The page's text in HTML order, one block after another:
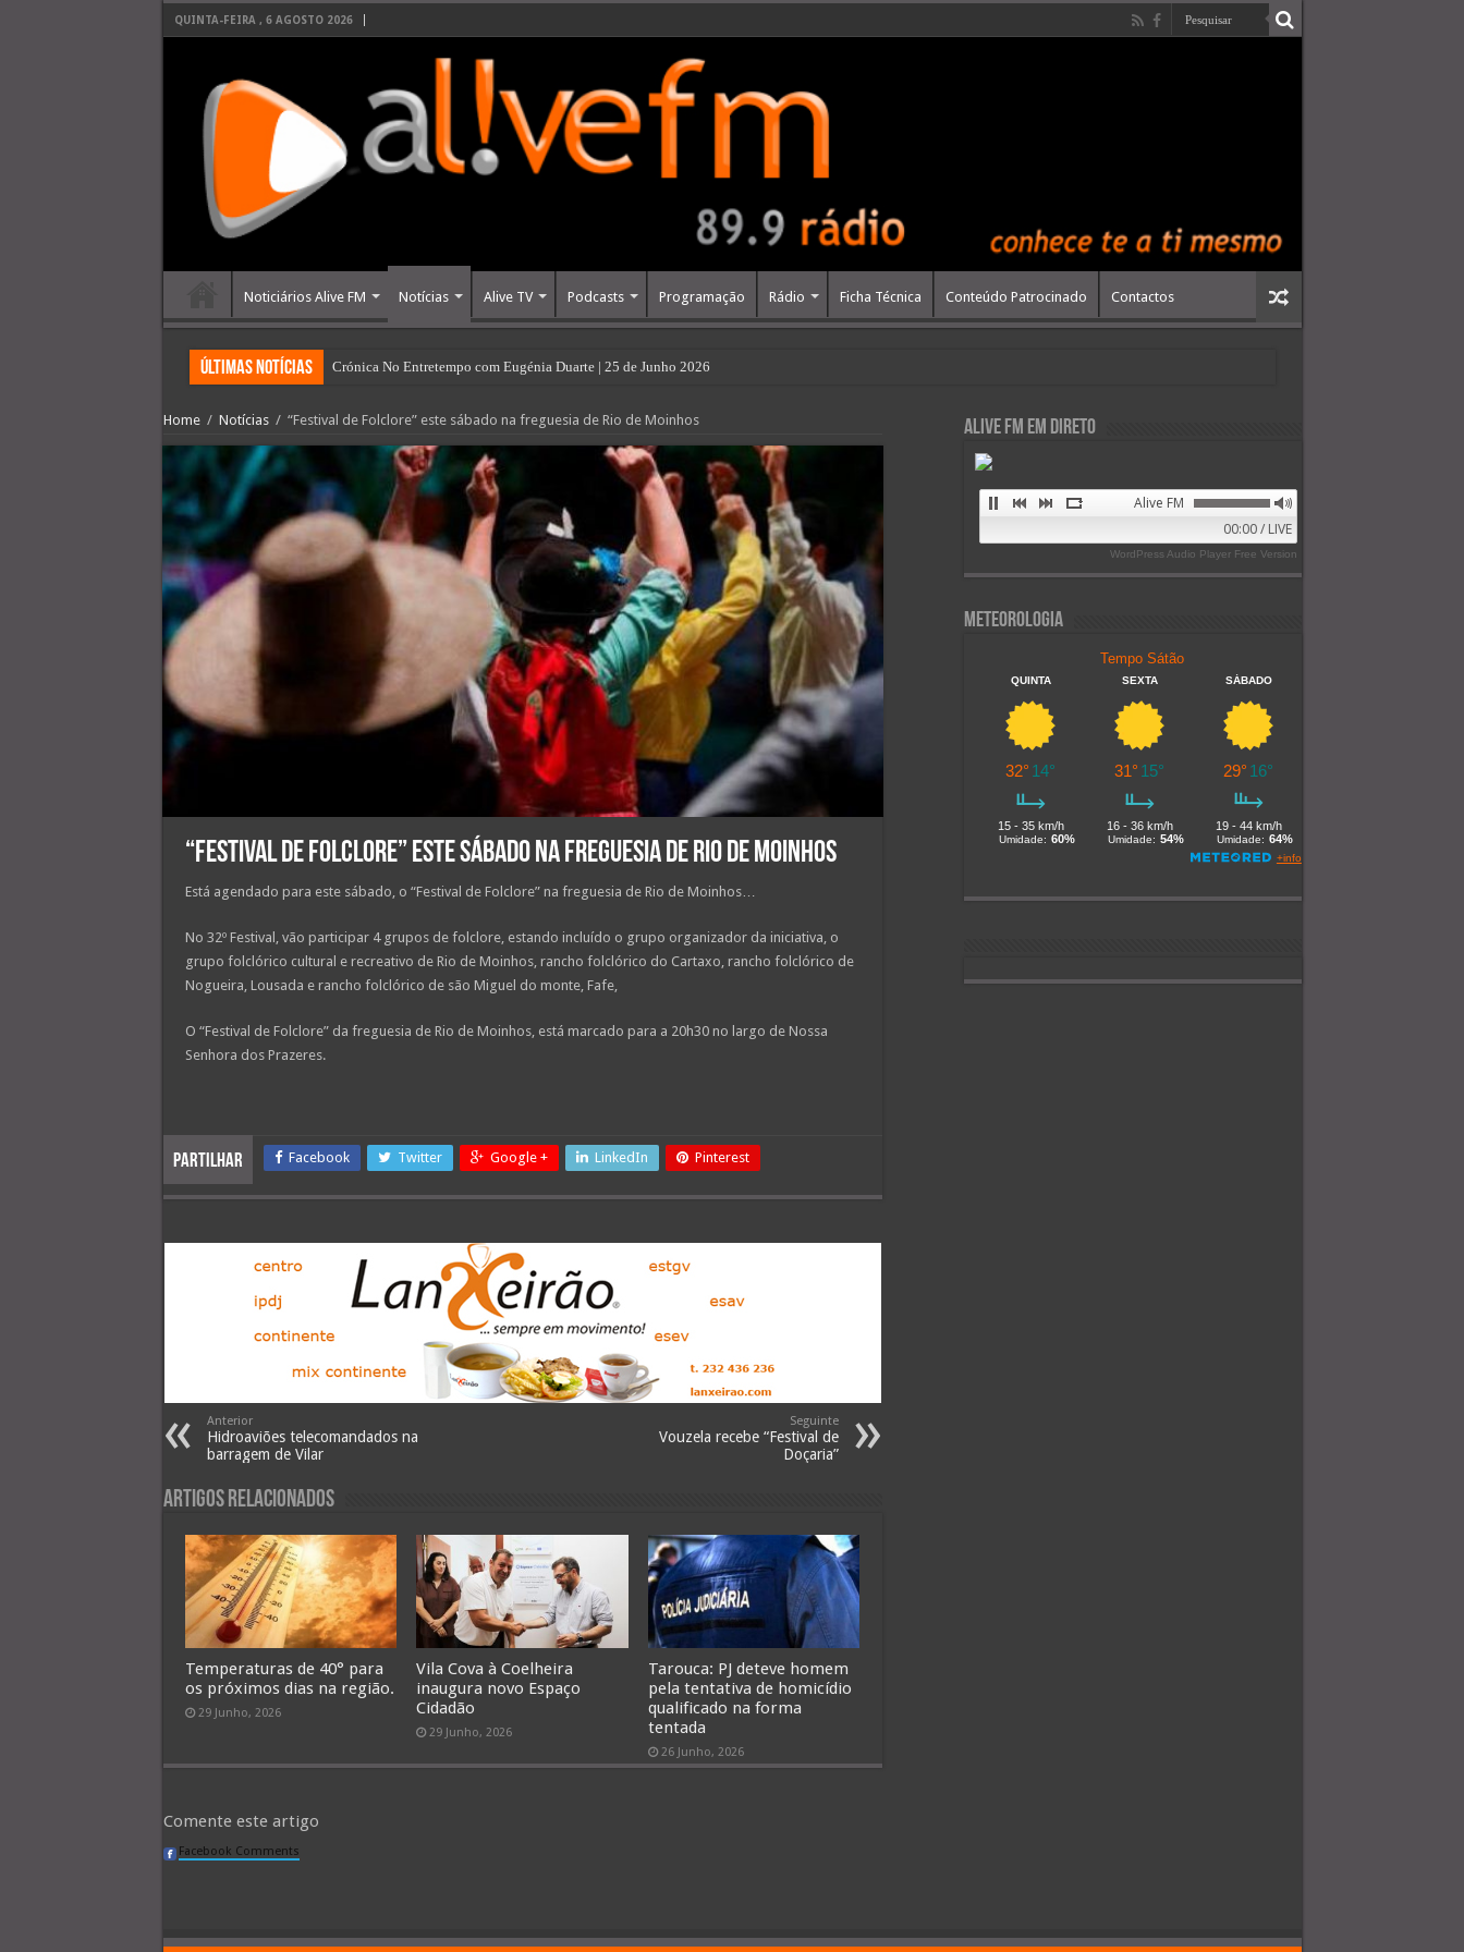
QUINTA-FEIRA , 6 AGOSTO 2026
Noticiários Alive FM Notícias Alive TV Podcasts Programação Rádio Ficha Técnica Conteúdo Patrocinado Contactos
últimas Notícias Crónica No Entretempo com Eugénia Duarte | 25 de Junho 2026
Home / Notícias / “Festival de Folclore” este sábado na freguesia de Rio de Moinhos
“Festival de Folclore” este sábado na freguesia de Rio de Moinhos
Está agendado para este sábado, o “Festival de Folclore” na freguesia de Rio de Moinhos…
No 32º Festival, vão participar 4 grupos de folclore, estando incluído o grupo organizador da iniciativa, o
grupo folclórico cultural e recreativo de Rio de Moinhos, rancho folclórico do Cartaxo, rancho folclórico de
Nogueira, Lousada e rancho folclórico de são Miguel do monte, Fafe,
O “Festival de Folclore” da freguesia de Rio de Moinhos, está marcado para a 20h30 no largo de Nossa
Senhora dos Prazeres.
Partilhar Facebook Twitter Google + LinkedIn Pinterest
Anterior
Hidroaviões telecomandados na
barragem de Vilar
Seguinte
Vouzela recebe “Festival de
Doçaria”
Artigos Relacionados
Temperaturas de 40° para
os próximos dias na região.
29 Junho, 2026
Vila Cova à Coelheira
inaugura novo Espaço
Cidadão
29 Junho, 2026
Tarouca: PJ deteve homem
pela tentativa de homicídio
qualificado na forma
tentada
26 Junho, 2026
Comente este artigo
Facebook Comments
Alive FM em Direto
Alive FM 89.9
00:00 / LIVE
WordPress Audio Player Free Version
Meteorologia